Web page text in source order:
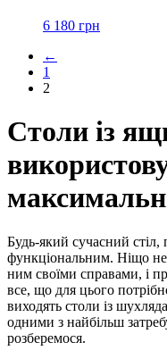
6 180 грн
←
1
2
Столи із
Будь-який сучасний
функціональним. Ніщо
ним своїми справами, і
все, що для цього
виходять столи із
одними з найбільш
розберемося.